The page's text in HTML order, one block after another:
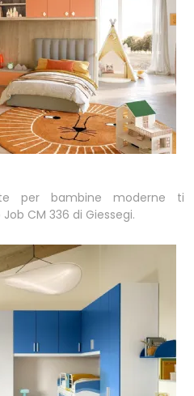
per bambine moderne ti
CM 336 di Giessegi.